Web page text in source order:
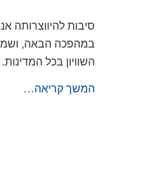
סיבות להיווצרותה
השוויון בכל המדינות. 2. כשלונן ממשלות לעבור מ”כלכלת עושר לכלכלת אושר” 3. קידמה טכנולוגית ורשתות – הציבור חווה […]
המשך קריאה…